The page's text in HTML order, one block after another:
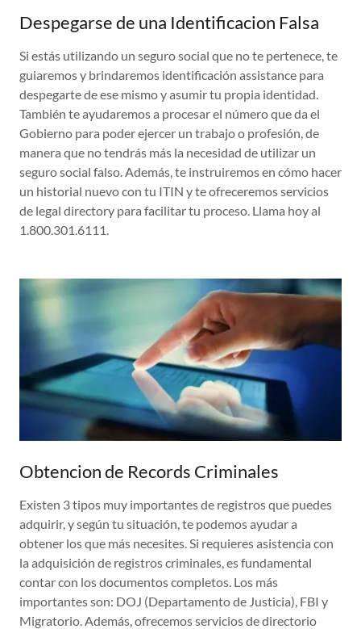
Despegarse de una Identificacion Falsa
Si estás utilizando un seguro social que no te pertenece, te
guiaremos y brindaremos identificación assistance para
despegarte de ese mismo y asumir tu propia identidad.
También te ayudaremos a procesar el número que da el
Gobierno para poder ejercer un trabajo o profesión, de
manera que no tendrás más la necesidad de utilizar un
seguro social falso. Además, te instruiremos en cómo hacer
un historial nuevo con tu ITIN y te ofreceremos servicios
de legal directory para facilitar tu proceso. Llama hoy al
1.800.301.6111.
Obtencion de Records Criminales
Existen 3 tipos muy importantes de registros que puedes
adquirir, y según tu situación, te podemos ayudar a
obtener los que más necesites. Si requieres asistencia con
la adquisición de registros criminales, es fundamental
contar con los documentos completos. Los más
importantes son: DOJ (Departamento de Justicia), FBI y
Migratorio. Además, ofrecemos servicios de directorio